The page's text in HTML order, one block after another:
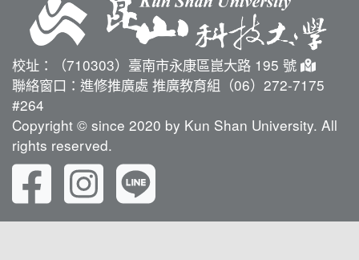
校址：（710303）臺南市永康區崑大路 195 號
聯絡窗口：進修推廣處 推廣教育組（06）272-7175
#264
Copyright © since 2020 by Kun Shan University. All
rights reserved.